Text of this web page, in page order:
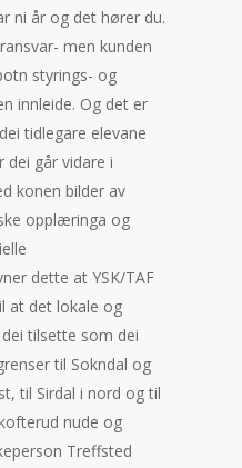
ni år og det hører du.
men kunden
styrings- og
innleide. Og det er
tidlegare elevane
dei går vidare i
konen bilder av
opplæringa og
dette at YSK/TAF
at det lokale og
tilsette som dei
til Sokndal og
til Sirdal i nord og til
nude og
Treffsted